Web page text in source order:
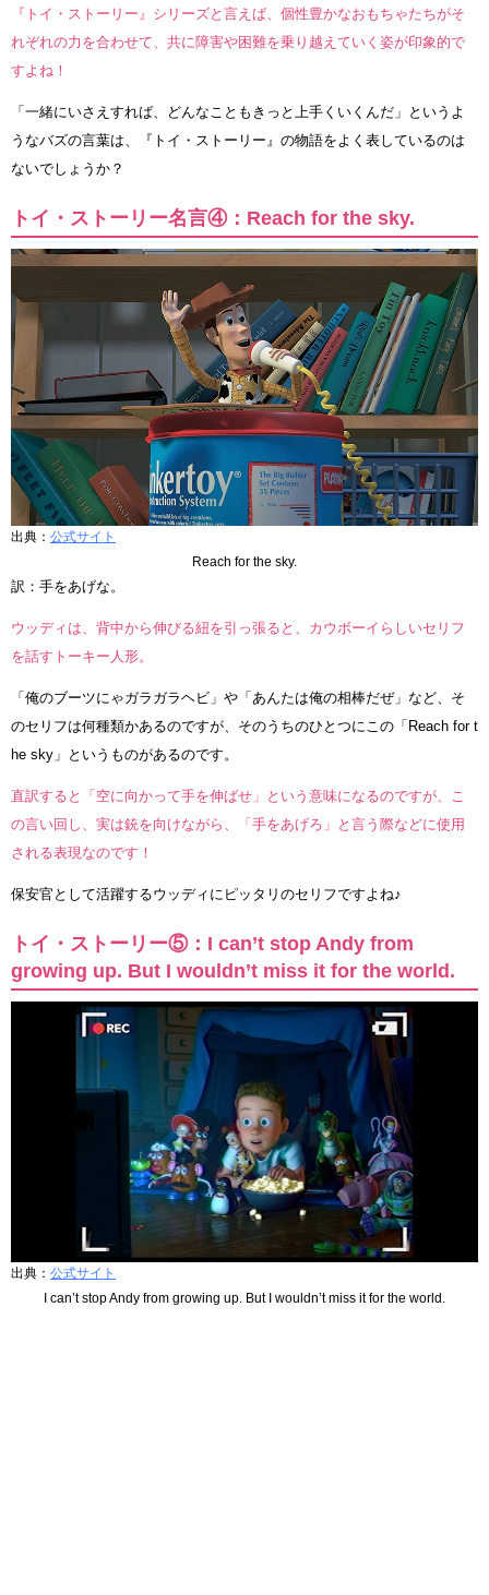
『トイ・ストーリー』シリーズと言えば、個性豊かなおもちゃたちがそ
れぞれの力を合わせて、共に障害や困難を乗り越えていく姿が印象的で
すよね！
「一緒にいさえすれば、どんなこともきっと上手くいくんだ」というよ
うなバズの言葉は、『トイ・ストーリー』の物語をよく表しているのは
ないでしょうか？
トイ・ストーリー名言④：Reach for the sky.
出典： 公式サイト
Reach for the sky.
訳：手をあげな。
ウッディは、背中から伸びる紐を引っ張ると、カウボーイらしいセリフ
を話すトーキー人形。
「俺のブーツにゃガラガラヘビ」や「あんたは俺の相棒だぜ」など、そ
のセリフは何種類かあるのですが、そのうちのひとつにこの「Reach for t
he sky」というものがあるのです。
直訳すると「空に向かって手を伸ばせ」という意味になるのですが、こ
の言い回し、実は銃を向けながら、「手をあげろ」と言う際などに使用
される表現なのです！
保安官として活躍するウッディにピッタリのセリフですよね♪
トイ・ストーリー⑤：I can’t stop Andy from
growing up. But I wouldn’t miss it for the world.
出典： 公式サイト
I can’t stop Andy from growing up. But I wouldn’t miss it for the world.